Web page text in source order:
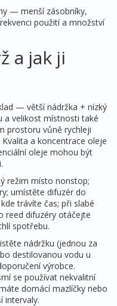
— menší zásobníky,
použití a množství
a jak ji
— větší nádržka + nízký
a velikost místnosti také
prostoru vůně rychleji
a koncentrace oleje
oleje mohou být
režim místo nonstop;
umístěte difuzér do
trávíte čas; při slabé
reed difuzéry otáčejte
spotřebu.
nádržku (jednou za
destilovanou vodu u
výrobce.
se používat nekvalitní
domácí mazlíčky nebo
intervaly.